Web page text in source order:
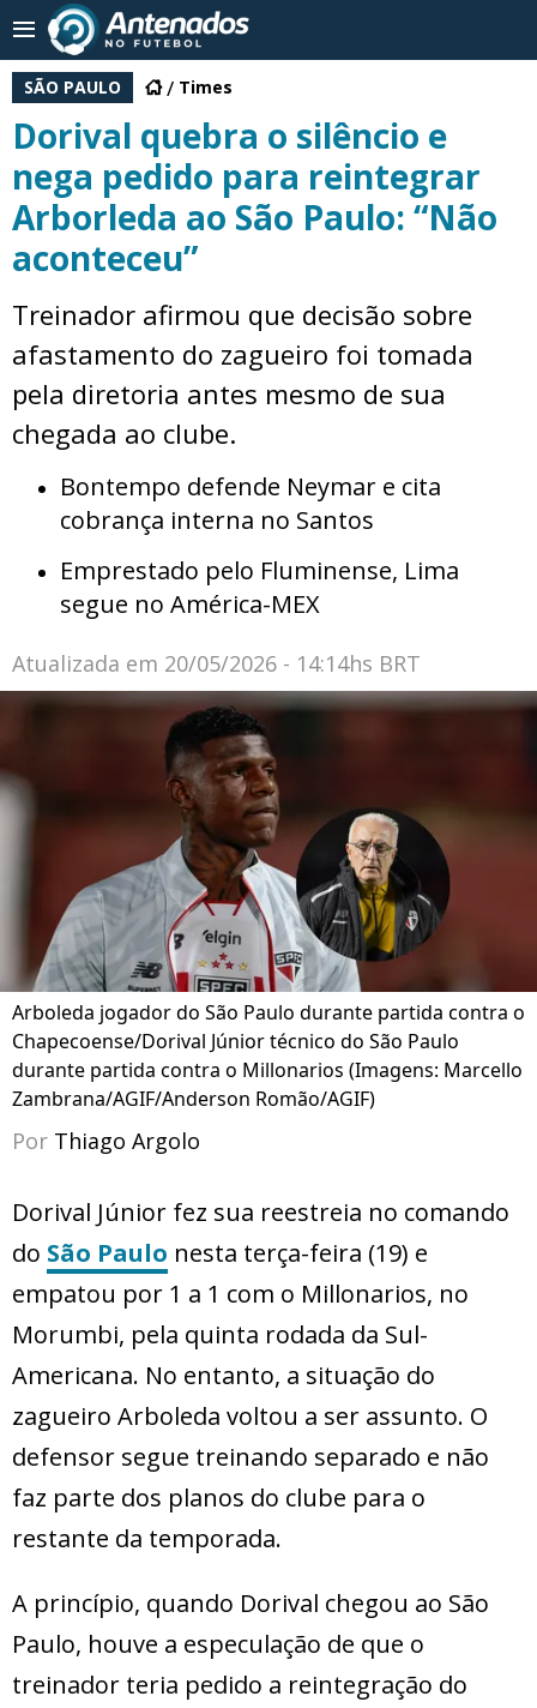
SÃO PAULO Times
Dorival quebra o silêncio e
nega pedido para reintegrar
Arborleda ao São Paulo: “Não
aconteceu”
Treinador afirmou que decisão sobre
afastamento do zagueiro foi tomada
pela diretoria antes mesmo de sua
chegada ao clube.
Bontempo defende Neymar e cita
cobrança interna no Santos
Emprestado pelo Fluminense, Lima
segue no América-MEX
Atualizada em 20/05/2026 - 14:14hs BRT
Arboleda jogador do São Paulo durante partida contra o
Chapecoense/Dorival Júnior técnico do São Paulo
durante partida contra o Millonarios (Imagens: Marcello
Zambrana/AGIF/Anderson Romão/AGIF)
Por Thiago Argolo
Dorival Júnior fez sua reestreia no comando
do São Paulo nesta terça-feira (19) e
empatou por 1 a 1 com o Millonarios, no
Morumbi, pela quinta rodada da Sul-
Americana. No entanto, a situação do
zagueiro Arboleda voltou a ser assunto. O
defensor segue treinando separado e não
faz parte dos planos do clube para o
restante da temporada.
A princípio, quando Dorival chegou ao São
Paulo, houve a especulação de que o
treinador teria pedido a reintegração do